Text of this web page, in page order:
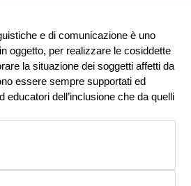
e di comunicazione è uno
oggetto, per realizzare le cosiddette
la situazione dei soggetti affetti da
essere sempre supportati ed
educatori dell’inclusione che da quelli